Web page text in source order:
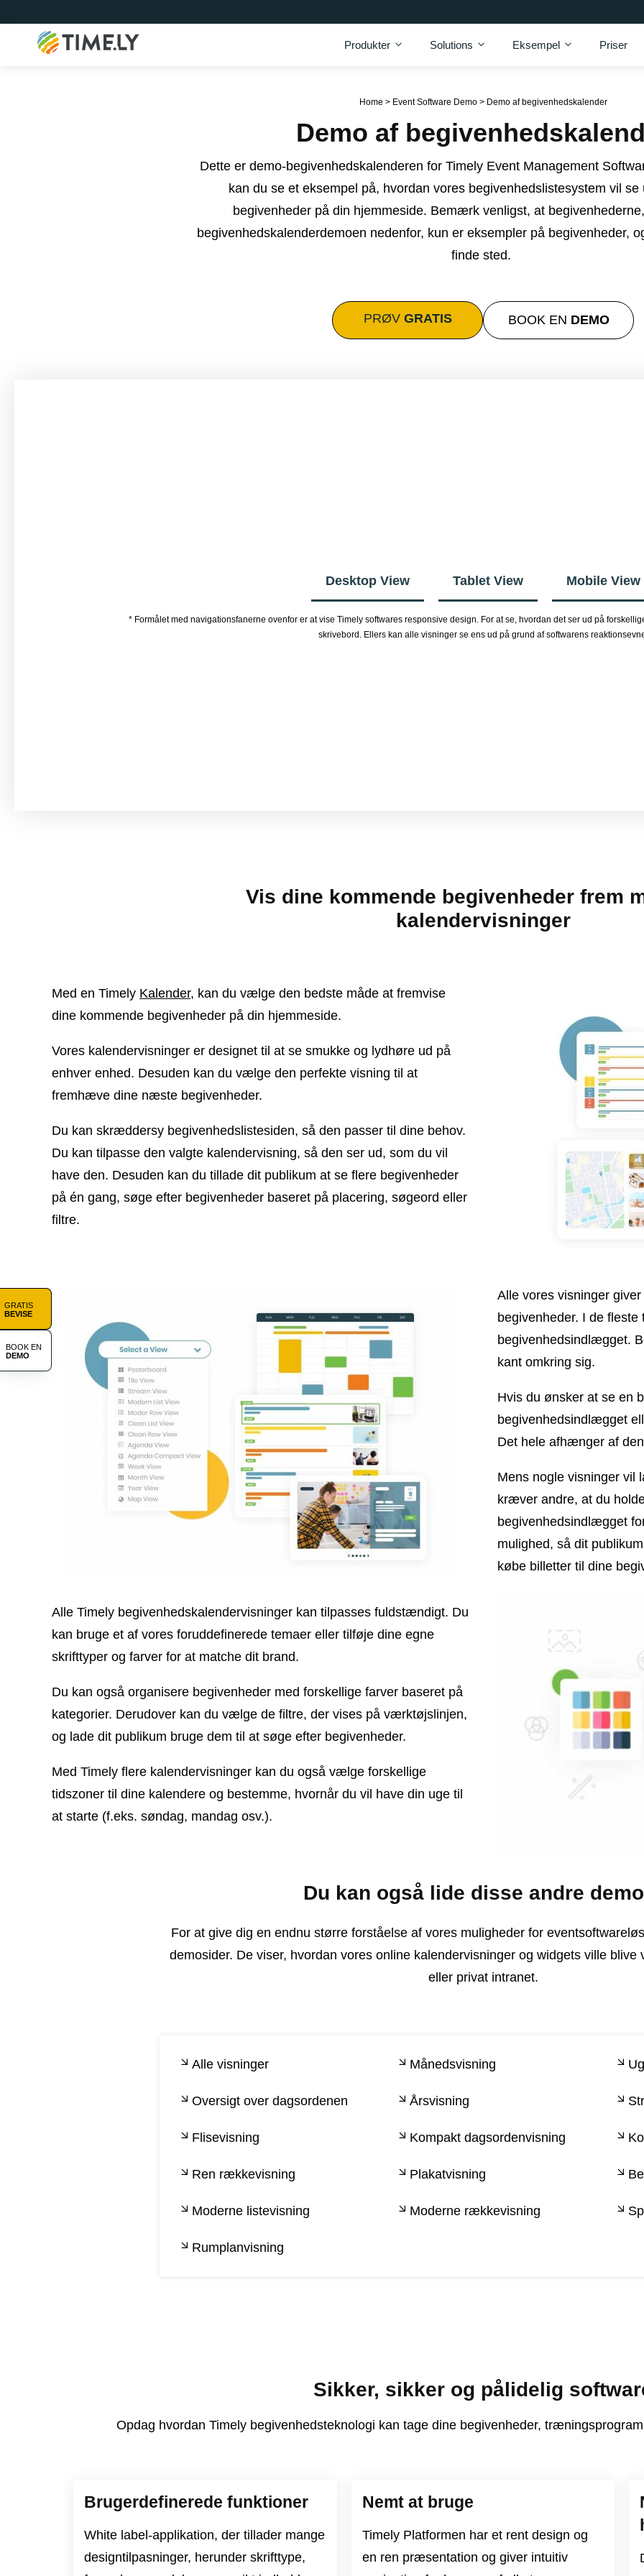
Timely
Produkter Solutions Eksempel Priser
GRATIS
BEVISE
BOOK EN
DEMO
Home > Event Software Demo> Demo af begivenhedskalender
Demo af
Dette er demo-begivenhedskalenderen for Timely Event Management
kan du se et eksempel på, hvordan vores begivenhedslistesystem vil se
begivenheder på din hjemmeside. Bemærk venligst, at
begivenhedskalenderdemoen nedenfor, kun er eksempler på begivenheder,
finde sted.
PRØV GRATIS BOOK EN DEMO
Desktop View Tablet View Mobile View
* Formålet med navigationsfanerne ovenfor er at vise Timely softwares responsive design. For at se, hvordan det ser ud på
skrivebord. Ellers kan alle visninger se ens ud på grund af softwarens
Vis dine kommende begivenheder frem
kalendervisninger
Med en Timely Kalender, kan du vælge den bedste måde at fremvise
dine kommende begivenheder på din hjemmeside.
Vores kalendervisninger er designet til at se smukke og lydhøre ud på
enhver enhed. Desuden kan du vælge den perfekte visning til at
fremhæve dine næste begivenheder.
Du kan skræddersy begivenhedslistesiden, så den passer til dine behov.
Du kan tilpasse den valgte kalendervisning, så den ser ud, som du vil
have den. Desuden kan du tillade dit publikum at se flere begivenheder
på én gang, søge efter begivenheder baseret på placering, søgeord eller
filtre.
Alle vores visninger
begivenheder. I de
begivenhedsindlægget.
kant omkring sig.
Hvis du ønsker at se en
begivenhedsindlægget
Det hele afhænger af
Mens nogle visninger vil
kræver andre, at du
begivenhedsindlægget
mulighed, så dit
købe billetter til dine
Alle Timely begivenhedskalendervisninger kan tilpasses fuldstændigt. Du
kan bruge et af vores foruddefinerede temaer eller tilføje dine egne
skrifttyper og farver for at matche dit brand.
Du kan også organisere begivenheder med forskellige farver baseret på
kategorier. Derudover kan du vælge de filtre, der vises på værktøjslinjen,
og lade dit publikum bruge dem til at søge efter begivenheder.
Med Timely flere kalendervisninger kan du også vælge forskellige
tidszoner til dine kalendere og bestemme, hvornår du vil have din uge til
at starte (f.eks. søndag, mandag osv.).
Du kan også lide disse andre
For at give dig en endnu større forståelse af vores muligheder for
demosider. De viser, hvordan vores online kalendervisninger og widgets ville blive
eller privat intranet.
Alle visninger Månedsvisning
Oversigt over dagsordenen Årsvisning
Flisevisning Kompakt dagsordenvisning
Ren rækkevisning Plakatvisning
Moderne listevisning Moderne rækkevisning
Rumplanvisning
Sikker, sikker og pålidelig
Opdag hvordan Timely begivenhedsteknologi kan tage dine begivenheder,
Brugerdefinerede funktioner
White label-applikation, der tillader mange
designtilpasninger, herunder skrifttype,
Nemt at bruge
Timely Platformen har et rent design og
en ren præsentation og giver intuitiv